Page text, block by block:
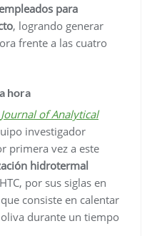
para
, logrando generar
frente a las cuatro
hora
Journal of Analytical
investigador
primera vez a este
hidrotermal
por sus siglas en
consiste en calentar
durante un tiempo